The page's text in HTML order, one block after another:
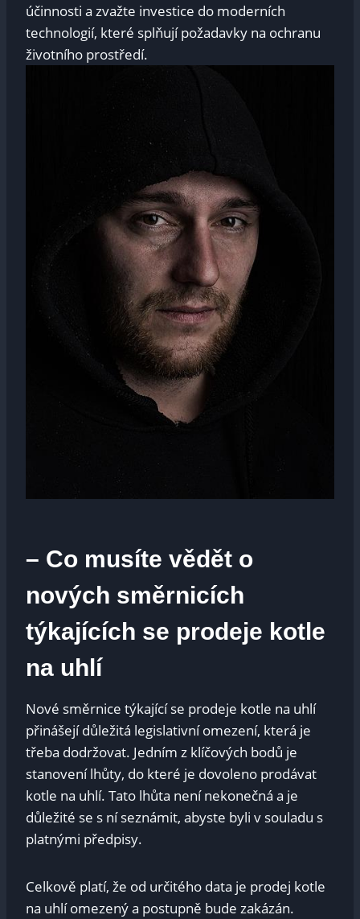
účinnosti a zvažte investice ‍do moderních
⁢technologií, které splňují požadavky na⁣ ochranu
životního prostředí.
– Co ⁤musíte vědět o
nových směrnicích
týkajících ⁤se prodeje kotle
‌na uhlí
Nové směrnice týkající se prodeje‍ kotle na uhlí
přinášejí důležitá legislativní‍ omezení, která ​je
třeba ⁣dodržovat. Jedním ⁤z klíčových ⁤bodů​ je
stanovení lhůty, do které je dovoleno prodávat
kotle‍ na uhlí. Tato ⁢lhůta není ⁣nekonečná⁣ a⁢ je
důležité se s ní⁢ seznámit, abyste ⁤byli‌ v ‍souladu s
platnými předpisy.
Celkově platí, že od určitého data je ⁣prodej ⁤kotle‌
na⁤ uhlí omezený a postupně bude zakázán.‍